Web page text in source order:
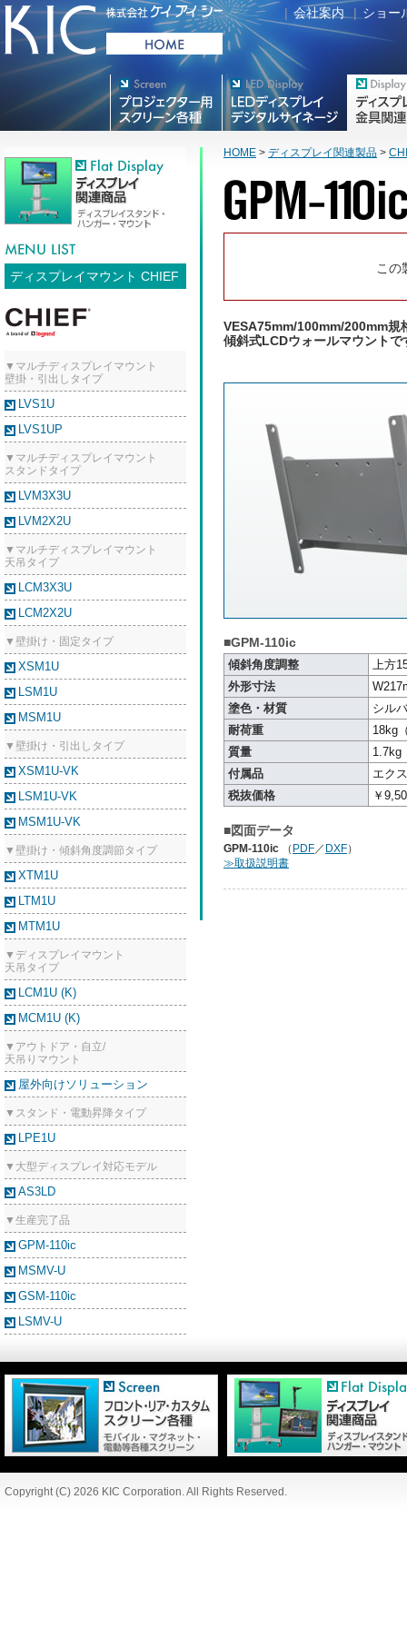
| 会社案内 | ショー
ディスプレイマウント CHIEF
▼マルチディスプレイマウント
壁掛・引出しタイプ
LVS1U
LVS1UP
▼マルチディスプレイマウント
スタンドタイプ
LVM3X3U
LVM2X2U
▼マルチディスプレイマウント
天吊タイプ
LCM3X3U
LCM2X2U
▼壁掛け・固定タイプ
XSM1U
LSM1U
MSM1U
▼壁掛け・引出しタイプ
XSM1U-VK
LSM1U-VK
MSM1U-VK
▼壁掛け・傾斜角度調節タイプ
XTM1U
LTM1U
MTM1U
▼ディスプレイマウント
天吊タイプ
LCM1U (K)
MCM1U (K)
▼アウトドア・自立/
天吊りマウント
屋外向けソリューション
▼スタンド・電動昇降タイプ
LPE1U
▼大型ディスプレイ対応モデル
AS3LD
▼生産完了品
GPM-110ic
MSMV-U
GSM-110ic
LSMV-U
HOME > ディスプレイ関連製品 >
この
VESA75mm/100mm/200mm規
傾斜式LCDウォールマウントで
■GPM-110ic
傾斜角度調整
上方
外形寸法
塗色・材質
シル
耐荷重
18kg
質量
1.7kg
付属品
エク
税抜価格
￥
■図面データ
GPM-110ic （ PDF／ DXF）
≫取扱説明書
Copyright (C) 2026 KIC Corporation. All Rights Reserved.